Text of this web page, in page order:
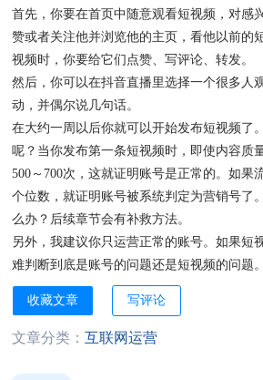
首先，你要在首页中随意观看短视频，对感
赞或者关注他并浏览他的主页，看他以前的
视频时，你要给它们点赞、写评论、转发。
然后，你可以在抖音直播里选择一个很多人
动，并偶尔说几句话。
在大约一周以后你就可以开始发布短视频了
呢？当你发布第一条短视频时，即使内容质
500～700次，这就证明账号是正常的。如果
个位数，就证明账号被系统判定为营销号了
么办？后续章节会有补救方法。
另外，我建议你只运营正常的账号。如果短
难判断到底是账号的问题还是短视频的问题。
收藏文章 写评论
文章分类： 互联网运营